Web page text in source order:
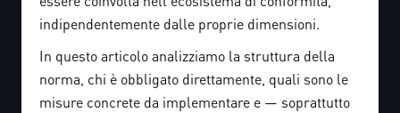
indipendentemente dalle proprie dimensioni.
In questo articolo analizziamo la struttura della
norma, chi è obbligato direttamente, quali sono le
misure concrete da implementare e — soprattutto